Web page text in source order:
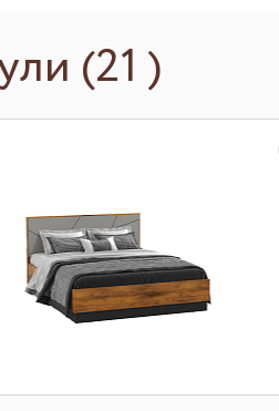
(21 )